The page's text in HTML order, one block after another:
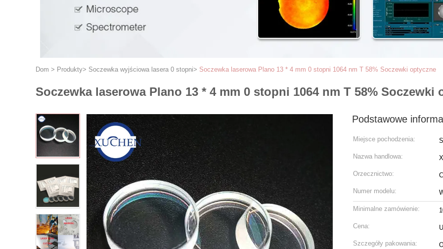
Dom > Produkty> Soczewka wyjściowa lasera 0 stopni> Soczewka laserowa Plano 13 * 4 mm 0 stopni 1064 nm T 58% Soczewki optyczne
Soczewka laserowa Plano 13 * 4 mm 0 stopni 1064 nm T 58% Soczewki
Podstawowe
Miejsce pochodzenia:
Nazwa handlowa:
Orzecznictwo:
Numer modelu:
Minimalne zamówienie:
Cena:
Szczegóły pakowania: